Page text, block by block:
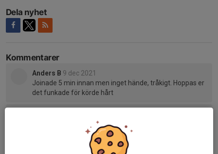
Dela nyhet
Kommentarer
Anders B 9 dec 2021
Joinade 5 min innan men inget hände, tråkigt. Hoppas er
det funkade för körde hårt